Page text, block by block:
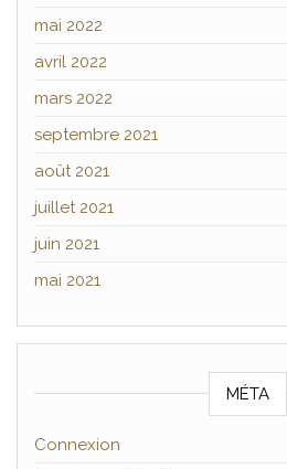
mai 2022
avril 2022
mars 2022
septembre 2021
août 2021
juillet 2021
juin 2021
mai 2021
MÉTA
Connexion